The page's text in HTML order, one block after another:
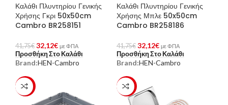
Καλάθι Πλυντηρίου Γενικής
Χρήσης Γκρι 50x50cm
Cambro BR258151
41,75€ 32,12€ με ΦΠΑ
Προσθήκη Στο Καλάθι
Brand:HEN-Cambro
Καλάθι Πλυντηρίου Γενικής
Χρήσης Μπλε 50x50cm
Cambro BR258186
41,75€ 32,12€ με ΦΠΑ
Προσθήκη Στο Καλάθι
Brand:HEN-Cambro
-23% -23%